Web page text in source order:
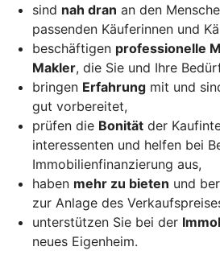
sind nah dran an den
passenden Käuferinnen und
beschäftigen professionelle
Makler, die Sie und Ihre
bringen Erfahrung mit und
gut vorbereitet,
prüfen die Bonität der
interessenten und helfen bei
Immobilienfinanzierung aus,
haben mehr zu bieten und
zur Anlage des
unterstützen Sie bei der
neues Eigenheim.